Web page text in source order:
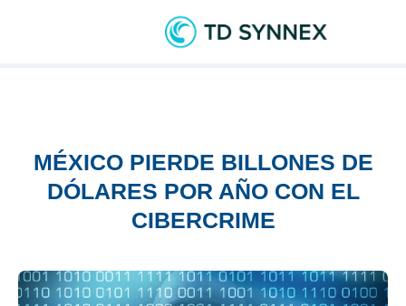
MÉXICO PIERDE BILLONES DE
DÓLARES POR AÑO CON EL
CIBERCRIME